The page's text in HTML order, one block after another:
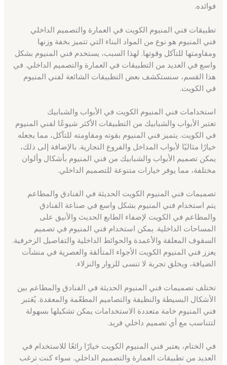
فوائده.
تطبيقات فني المنيوم الكويت في العمارة والتصميم الداخلي
فني المنيوم هو نوع من المواد البناء التي تتميز بخفة وزنها
ومقاومتها للتآكل وقوتها. لهذا السبب، يستخدم فني المنيوم بشكل
واسع في العديد من التطبيقات في العمارة والتصميم الداخلي. في
هذا القسم، سنستكشف بعض التطبيقات الشائعة لفني المنيوم
في الكويت.
استخدامات فني المنيوم الكويت في الأبواب والشبابيك
تعتبر الأبواب والشبابيك من التطبيقات الأكثر شيوعًا لفني المنيوم
في الكويت. يتميز فني المنيوم بقوته ومقاومته للتآكل، مما يجعله
خيارًا مثاليًا لأبواب المداخل والفروع التجارية. بالإضافة إلى ذلك،
يمكن تصميم الأبواب والشبابيك من فني المنيوم بأشكال وألوان
مختلفة، مما يوفر خيارات متنوعة للتصميم الداخلي.
تصميمات فني المنيوم الكويت الحديثة في الفنادق والمطاعم
يتم استخدام فني المنيوم بشكل واسع في صناعة الفنادق
والمطاعم في الكويت لإضفاء الطابع الحديث والأنيق على
المساحات الداخلية. يمكن استخدام فني المنيوم في تصميم
السقوف المعلقة والأعمدة والحوائط الداخلية والتفاصيل الزخرفية.
يعزز فني المنيوم الكويت الأجواء المتألقة والعصرية في منشآت
الضيافة، ويخلق تجربة لا تنسى للزوار والنزلاء.
تختلف تصميمات فني المنيوم الحديثة في الفنادق والمطاعم بين
الأشكال البسيطة والنظيفة والتصاميم المطعّمة والمعقدة. يُعَتبر
فني المنيوم خامة متعددة الاستخدامات يمكن تشكيلها بسهولة
لتتناسب مع أي تصميم داخلي فريد.
في الختام، يعتبر فني المنيوم الكويت خيارًا رائعًا للاستخدام في
العديد من تطبيقات العمارة والتصميم الداخلي. سواء كنت ترغب